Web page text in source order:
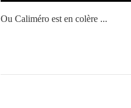
Ou Caliméro est en colère ...